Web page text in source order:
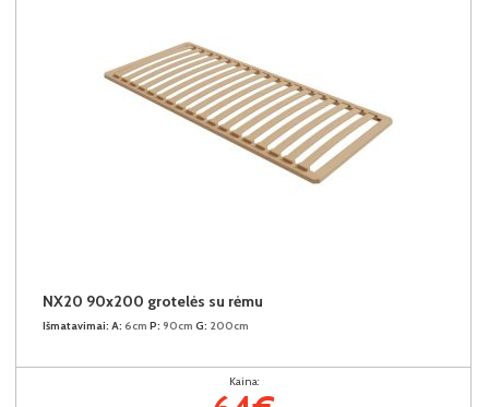
NX20 90x200 grotelės su rėmu
Išmatavimai: A: 6cm P: 90cm G: 200cm
Kaina: